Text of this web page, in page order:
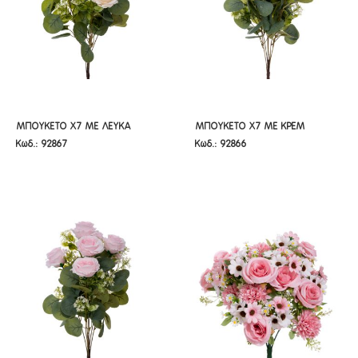
ΜΠΟΥΚΕΤΟ Χ7 ΜΕ ΛΕΥΚΑ
ΤΡΙΑΝΤΑΦΥΛΛΑ 50ΕΚ
ΜΠΟΥΚΕΤΟ Χ7 ΜΕ ΛΕΥΚΑ
ΤΡΙΑΝΤΑΦΥΛΛΑ 50ΕΚ
Κωδ.: 92867
ΜΠΟΥΚΕΤΟ Χ7 ΜΕ ΚΡΕΜ
ΤΡΙΑΝΤΑΦΥΛΛΑ 50ΕΚ
ΜΠΟΥΚΕΤΟ Χ7 ΜΕ ΚΡΕΜ
ΤΡΙΑΝΤΑΦΥΛΛΑ 50ΕΚ
Κωδ.: 92866